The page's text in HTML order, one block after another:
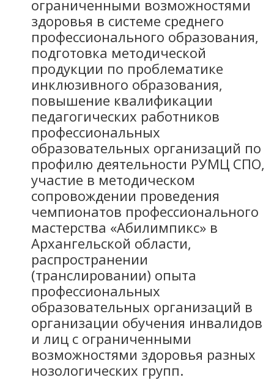
ограниченными возможностями
здоровья в системе среднего
профессионального образования,
подготовка методической
продукции по проблематике
инклюзивного образования,
повышение квалификации
педагогических работников
профессиональных
образовательных организаций по
профилю деятельности РУМЦ СПО,
участие в методическом
сопровождении проведения
чемпионатов профессионального
мастерства «Абилимпикс» в
Архангельской области,
распространении
(транслировании) опыта
профессиональных
образовательных организаций в
организации обучения инвалидов
и лиц с ограниченными
возможностями здоровья разных
нозологических групп.